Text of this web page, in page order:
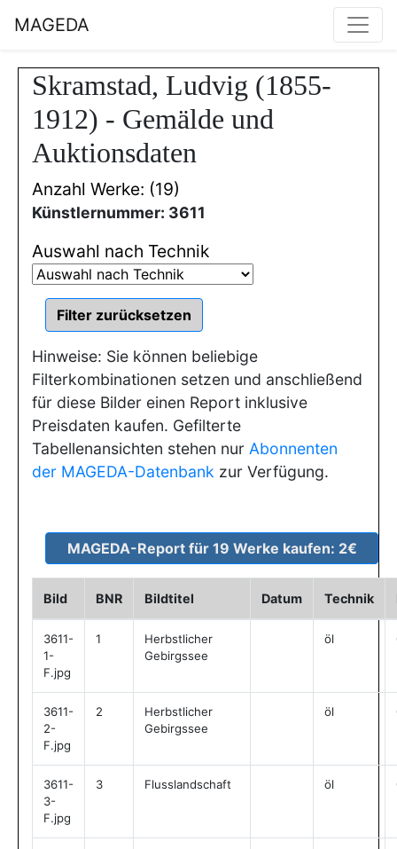
MAGEDA
Skramstad, Ludvig (1855-
1912) - Gemälde und
Auktionsdaten
Anzahl Werke: (19)
Künstlernummer: 3611
Auswahl nach Technik
Hinweise: Sie können beliebige
Filterkombinationen setzen und anschließend
für diese Bilder einen Report inklusive
Preisdaten kaufen. Gefilterte
Tabellenansichten stehen nur Abonnenten
der MAGEDA-Datenbank zur Verfügung.
Bild BNR Bildtitel Datum Technik
3611-
1-
F.jpg
1
Herbstlicher
Gebirgssee
öl
3611-
2-
F.jpg
2
Herbstlicher
Gebirgssee
öl
3611-
3-
F.jpg
3 Flusslandschaft öl